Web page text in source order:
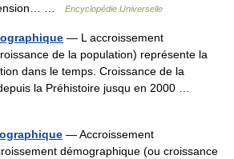
…
Encyclopédie Universelle
— L accroissement
de la population) représente la
dans le temps. Croissance de la
la Préhistoire jusqu en 2000 …
— Accroissement
démographique (ou croissance